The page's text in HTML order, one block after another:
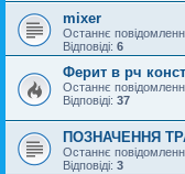
mixer
Останнє
Відповіді: 6
Ферит в рч
Останнє
Відповіді: 37
ПОЗНАЧЕННЯ
Останнє
Відповіді: 3